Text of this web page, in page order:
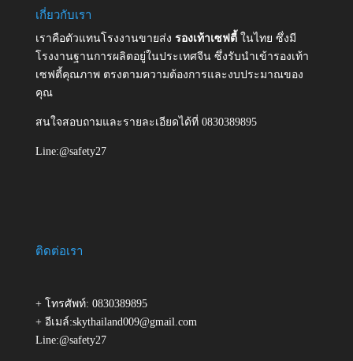
เกี่ยวกับเรา
เราคือตัวแทนโรงงานขายส่ง รองเท้าเซฟตี้ ในไทย ซึ่งมี
โรงงานฐานการผลิตอยู่ในประเทศจีน ซึ่งรับนำเข้ารองเท้า
เซฟตี้คุณภาพ ตรงตามความต้องการและงบประมาณของ
คุณ
สนใจสอบถามและรายละเอียดได้ที่ 0830389895
Line:@safety27
ติดต่อเรา
+ โทรศัพท์: 0830389895
+ อีเมล์:skythailand009@gmail.com
Line:@safety27